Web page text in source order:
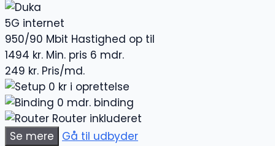
5G internet
950/90 Mbit Hastighed op til
1494 kr. Min. pris 6 mdr.
249 kr. Pris/md.
0 kr i oprettelse
0 mdr. binding
Router inkluderet
Se mere
Gå til udbyder